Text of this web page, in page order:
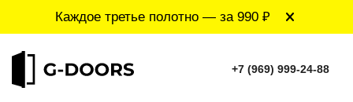
Каждое третье полотно — за 990 ₽
+7 (969) 999-24-88